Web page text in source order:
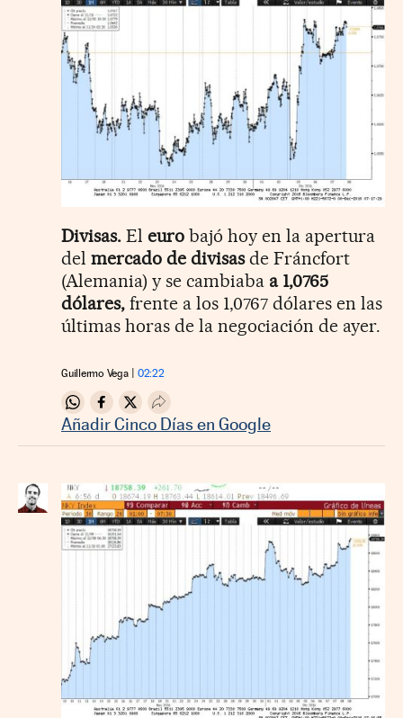
Divisas. El euro bajó hoy en la apertura
del mercado de divisasde Fráncfort
(Alemania) y se cambiaba a 1,0765
dólares, frente a los 1,0767 dólares en las
últimas horas de la negociación de ayer.
Guillermo Vega 02:22
Compartir en Whatsapp
Compartir en Facebook
Compartir en Twitter
Desplegar Redes Sociales
Añadir Cinco Días en Google